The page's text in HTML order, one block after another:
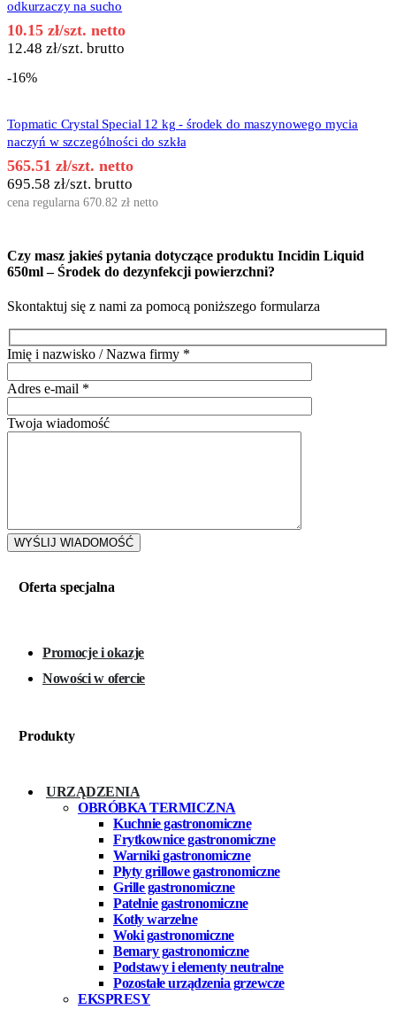
odkurzaczy na sucho
10.15 zł/szt. netto
12.48 zł/szt. brutto
-16%
Topmatic Crystal Special 12 kg - środek do maszynowego mycia
naczyń w szczególności do szkła
565.51 zł/szt. netto
695.58 zł/szt. brutto
cena regularna 670.82 zł netto
Czy masz jakieś pytania dotyczące produktu Incidin Liquid
650ml – Środek do dezynfekcji powierzchni?
Skontaktuj się z nami za pomocą poniższego formularza
Imię i nazwisko / Nazwa firmy *
Adres e-mail *
Twoja wiadomość
Oferta specjalna
Promocje i okazje
Nowości w ofercie
Produkty
URZĄDZENIA
OBRÓBKA TERMICZNA
Kuchnie gastronomiczne
Frytkownice gastronomiczne
Warniki gastronomiczne
Płyty grillowe gastronomiczne
Grille gastronomiczne
Patelnie gastronomiczne
Kotły warzelne
Woki gastronomiczne
Bemary gastronomiczne
Podstawy i elementy neutralne
Pozostałe urządzenia grzewcze
EKSPRESY